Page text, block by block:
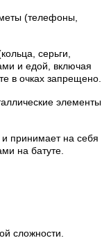
(телефоны,
серьги,
и едой, включая
в очках запрещено.
элементы
и принимает на себя
на батуте.
сложности.